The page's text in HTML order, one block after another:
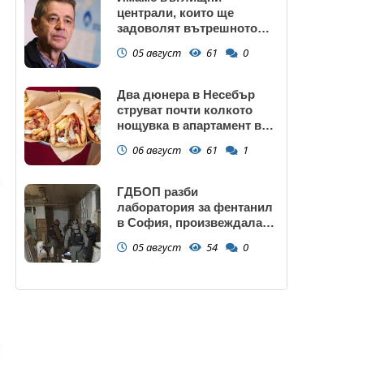
централи, които ще
задоволят вътрешното
05 август 61 0
Два дюнера в Несебър
струват почти колкото
нощувка в апартамент в
06 август 61 1
ГДБОП разби
лаборатория за фентанил
в София, произвеждала
(снимки)
05 август 54 0